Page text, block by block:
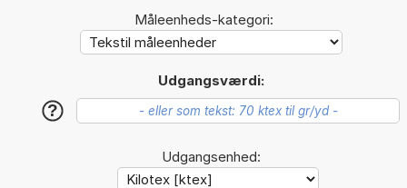
Måleenheds-kategori:
Udgangsværdi:
?
Udgangsenhed: